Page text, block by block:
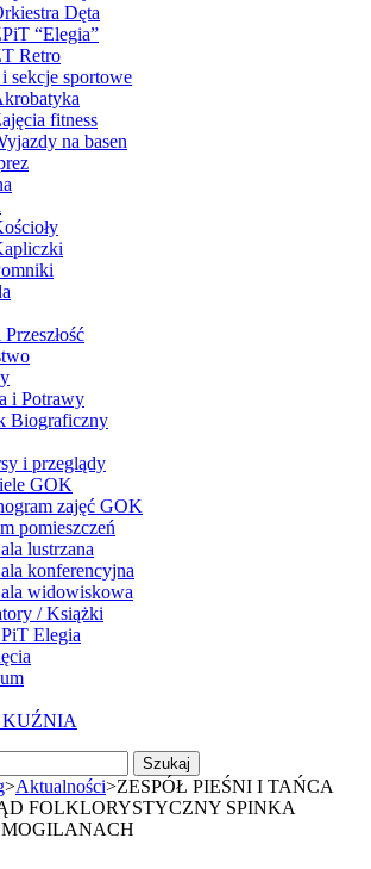
Dęta
“Elegia”
Retro
sekcje sportowe
fitness
na basen
i Potrawy
Biograficzny
i przeglądy
GOK
zajęć GOK
pomieszczeń
lustrzana
konferencyjna
widowiskowa
/ Książki
Elegia
KUŹNIA
>Aktualności>ZESPÓŁ PIEŚNI I TAŃCA
FOLKLORYSTYCZNY SPINKA